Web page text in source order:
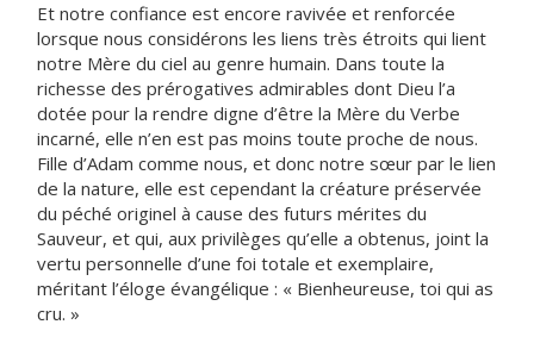
Et notre confiance est encore ravivée et renforcée
lorsque nous considérons les liens très étroits qui lient
notre Mère du ciel au genre humain. Dans toute la
richesse des prérogatives admirables dont Dieu l’a
dotée pour la rendre digne d’être la Mère du Verbe
incarné, elle n’en est pas moins toute proche de nous.
Fille d’Adam comme nous, et donc notre sœur par le lien
de la nature, elle est cependant la créature préservée
du péché originel à cause des futurs mérites du
Sauveur, et qui, aux privilèges qu’elle a obtenus, joint la
vertu personnelle d’une foi totale et exemplaire,
méritant l’éloge évangélique : « Bienheureuse, toi qui as
cru. »